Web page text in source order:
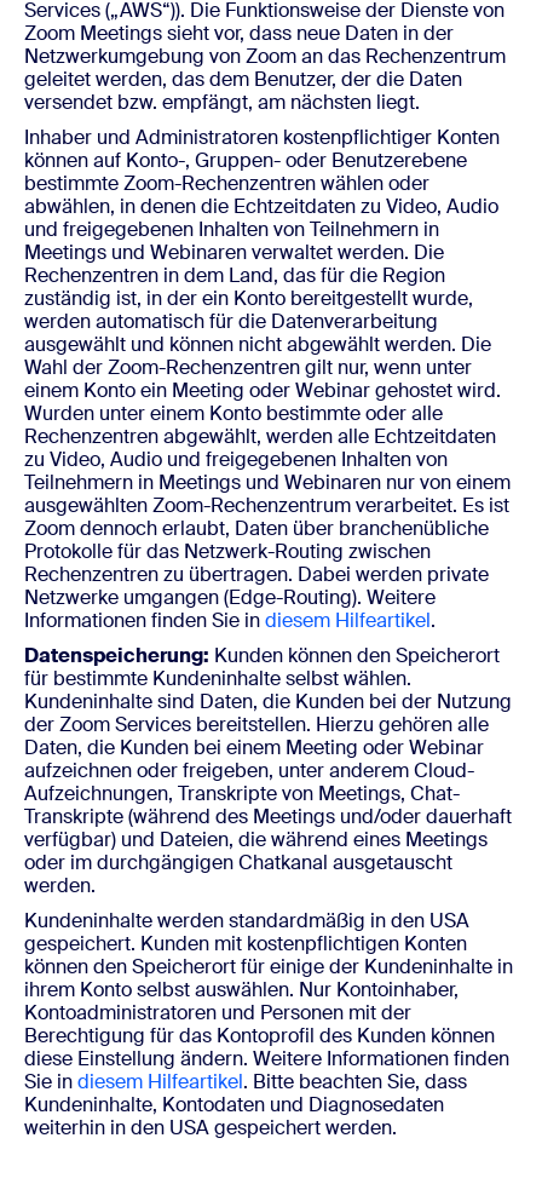
Services („AWS“)). Die Funktionsweise der Dienste von
Zoom Meetings sieht vor, dass neue Daten in der
Netzwerkumgebung von Zoom an das Rechenzentrum
geleitet werden, das dem Benutzer, der die Daten
versendet bzw. empfängt, am nächsten liegt.
Inhaber und Administratoren kostenpflichtiger Konten
können auf Konto-, Gruppen- oder Benutzerebene
bestimmte Zoom-Rechenzentren wählen oder
abwählen, in denen die Echtzeitdaten zu Video, Audio
und freigegebenen Inhalten von Teilnehmern in
Meetings und Webinaren verwaltet werden. Die
Rechenzentren in dem Land, das für die Region
zuständig ist, in der ein Konto bereitgestellt wurde,
werden automatisch für die Datenverarbeitung
ausgewählt und können nicht abgewählt werden. Die
Wahl der Zoom-Rechenzentren gilt nur, wenn unter
einem Konto ein Meeting oder Webinar gehostet wird.
Wurden unter einem Konto bestimmte oder alle
Rechenzentren abgewählt, werden alle Echtzeitdaten
zu Video, Audio und freigegebenen Inhalten von
Teilnehmern in Meetings und Webinaren nur von einem
ausgewählten Zoom-Rechenzentrum verarbeitet. Es ist
Zoom dennoch erlaubt, Daten über branchenübliche
Protokolle für das Netzwerk-Routing zwischen
Rechenzentren zu übertragen. Dabei werden private
Netzwerke umgangen (Edge-Routing). Weitere
Informationen finden Sie indiesem Hilfeartikel.
Datenspeicherung: Kunden können den Speicherort
für bestimmte Kundeninhalte selbst wählen.
Kundeninhalte sind Daten, die Kunden bei der Nutzung
der Zoom Services bereitstellen. Hierzu gehören alle
Daten, die Kunden bei einem Meeting oder Webinar
aufzeichnen oder freigeben, unter anderem Cloud-
Aufzeichnungen, Transkripte von Meetings, Chat-
Transkripte (während des Meetings und/oder dauerhaft
verfügbar) und Dateien, die während eines Meetings
oder im durchgängigen Chatkanal ausgetauscht
werden.
Kundeninhalte werden standardmäßig in den USA
gespeichert. Kunden mit kostenpflichtigen Konten
können den Speicherort für einige der Kundeninhalte in
ihrem Konto selbst auswählen. Nur Kontoinhaber,
Kontoadministratoren und Personen mit der
Berechtigung für das Kontoprofil des Kunden können
diese Einstellung ändern. Weitere Informationen finden
Sie indiesem Hilfeartikel. Bitte beachten Sie, dass
Kundeninhalte, Kontodaten und Diagnosedaten
weiterhin in den USA gespeichert werden.